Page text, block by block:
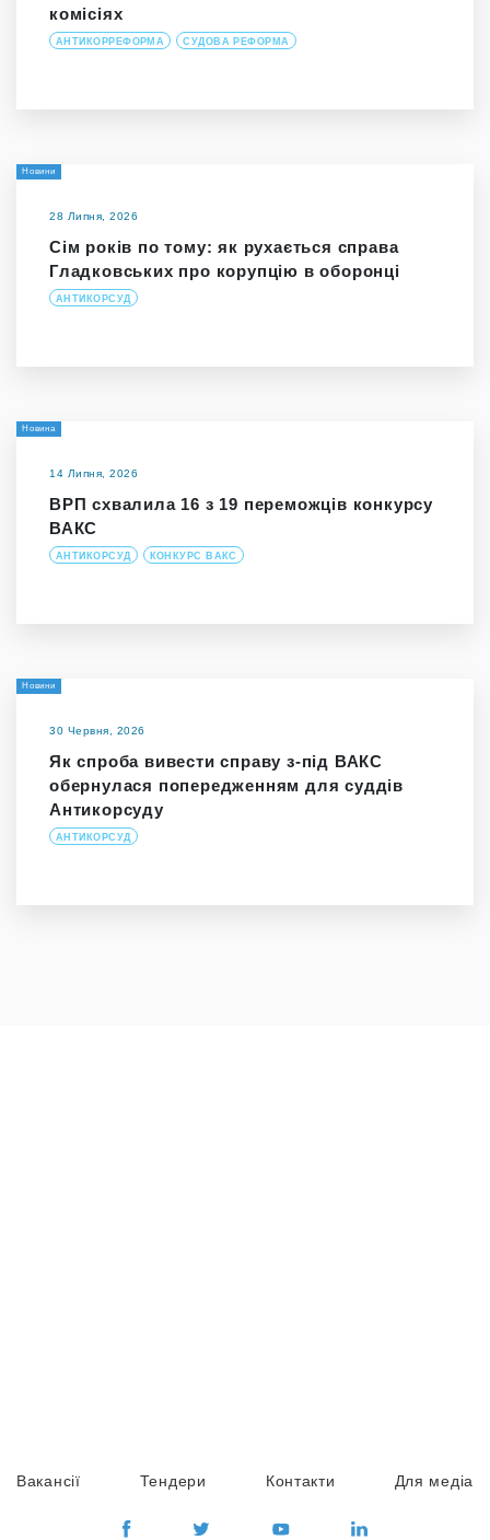
комісіях
АНТИКОРРЕФОРМА СУДОВА РЕФОРМА
Новини
28 Липня, 2026
Сім років по тому: як рухається справа
Гладковських про корупцію в оборонці
АНТИКОРСУД
Новина
14 Липня, 2026
ВРП схвалила 16 з 19 переможців конкурсу
ВАКС
АНТИКОРСУД КОНКУРС ВАКС
Новини
30 Червня, 2026
Як спроба вивести справу з-під ВАКС
обернулася попередженням для суддів
Антикорсуду
АНТИКОРСУД
Вакансії Тендери Контакти Для медіа